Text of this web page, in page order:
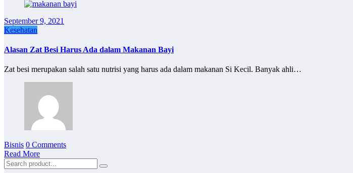
September 9, 2021
Kesehatan
Alasan Zat Besi Harus Ada dalam Makanan Bayi
Zat besi merupakan salah satu nutrisi yang harus ada dalam makanan Si Kecil. Banyak ahli…
Bisnis 0 Comments
Read More